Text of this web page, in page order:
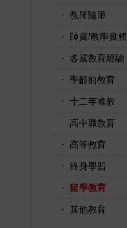
教師隨筆
師資/教學實務
各國教育經驗
學齡前教育
十二年國教
高中職教育
高等教育
終身學習
留學教育
其他教育